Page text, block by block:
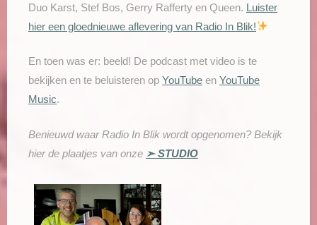
Duo Karst, Stef Bos, Gerry Rafferty en Queen. Luister
hier een gloednieuwe aflevering van Radio In Blik!
En toen was er: beeld! De podcast met video is te
bekijken en te beluisteren op YouTube en YouTube
Music.
Benieuwd waar Radio In Blik wordt opgenomen? Bekijk
hier de plaatjes van onze ➣ STUDIO